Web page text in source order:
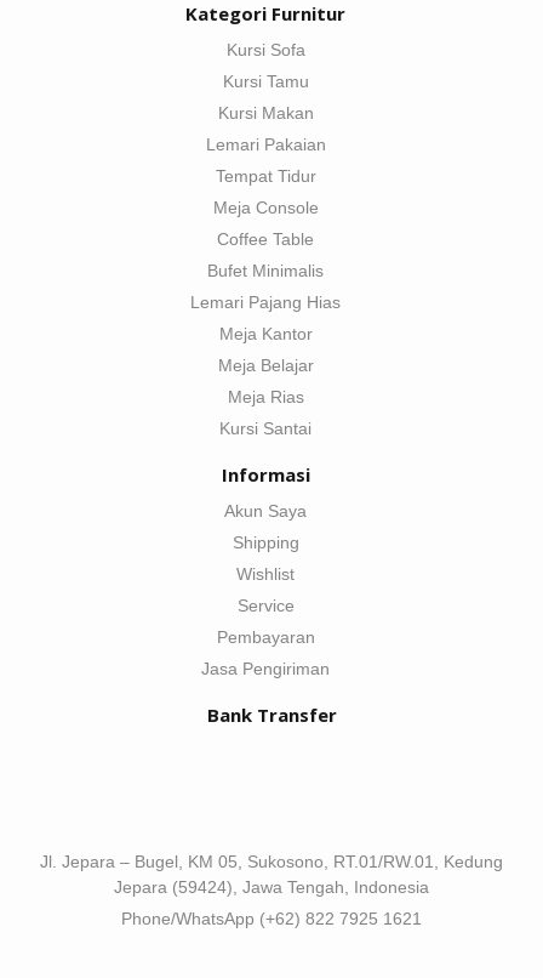
Kategori Furnitur
Kursi Sofa
Kursi Tamu
Kursi Makan
Lemari Pakaian
Tempat Tidur
Meja Console
Coffee Table
Bufet Minimalis
Lemari Pajang Hias
Meja Kantor
Meja Belajar
Meja Rias
Kursi Santai
Informasi
Akun Saya
Shipping
Wishlist
Service
Pembayaran
Jasa Pengiriman
Bank Transfer
Jl. Jepara – Bugel, KM 05, Sukosono, RT.01/RW.01, Kedung
Jepara (59424), Jawa Tengah, Indonesia
Phone/WhatsApp (+62) 822 7925 1621